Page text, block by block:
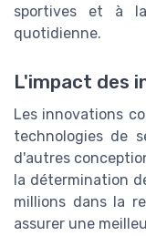
sportives et à
quotidienne.
L'impact des
Les innovations
technologies de
d'autres
la détermination
millions dans la
assurer une